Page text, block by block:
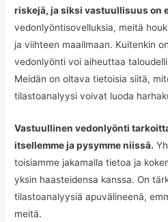
riskejä, ja siksi vastuullisuus on
vedonlyöntisovelluksia, meitä
ja viihteen maailmaan. Kuitenkin
vedonlyönti voi aiheuttaa
Meidän on oltava tietoisia siitä,
tilastoanalyysi voivat luoda
Vastuullinen vedonlyönti
itsellemme ja pysymme niissä.
toisiamme jakamalla tietoa ja
yksin haasteidensa kanssa. On
tilastoanalyysiä apuvälineenä,
meitä.